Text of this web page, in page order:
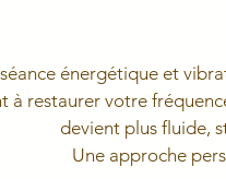
énergétique et
à restaurer votre
devient plus fluide,
Une approche